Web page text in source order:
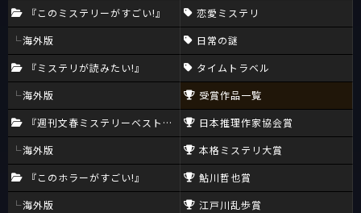
『このミステリーがすごい!』
海外版
『ミステリが読みたい!』
海外版
『週刊文春ミステリーベスト10』
海外版
『このホラーがすごい!』
海外版
恋愛ミステリ
日常の謎
タイムトラベル
受賞作品一覧
日本推理作家協会賞
本格ミステリ大賞
鮎川哲也賞
江戸川乱歩賞